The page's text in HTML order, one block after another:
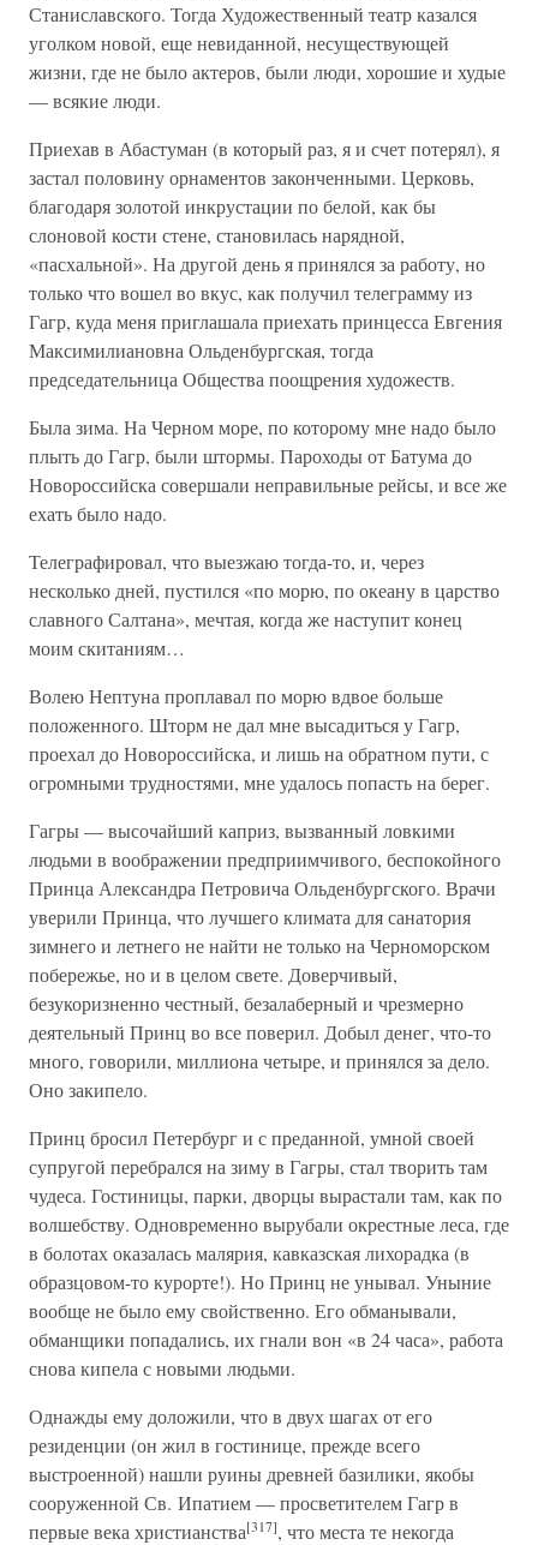
Станиславского. Тогда Художественный театр казался
уголком новой, еще невиданной, несуществующей
жизни, где не было актеров, были люди, хорошие и худые
— всякие люди.
Приехав в Абастуман (в который раз, я и счет потерял), я
застал половину орнаментов законченными. Церковь,
благодаря золотой инкрустации по белой, как бы
слоновой кости стене, становилась нарядной,
«пасхальной». На другой день я принялся за работу, но
только что вошел во вкус, как получил телеграмму из
Гагр, куда меня приглашала приехать принцесса Евгения
Максимилиановна Ольденбургская, тогда
председательница Общества поощрения художеств.
Была зима. На Черном море, по которому мне надо было
плыть до Гагр, были штормы. Пароходы от Батума до
Новороссийска совершали неправильные рейсы, и все же
ехать было надо.
Телеграфировал, что выезжаю тогда-то, и, через
несколько дней, пустился «по морю, по океану в царство
славного Салтана», мечтая, когда же наступит конец
моим скитаниям…
Волею Нептуна проплавал по морю вдвое больше
положенного. Шторм не дал мне высадиться у Гагр,
проехал до Новороссийска, и лишь на обратном пути, с
огромными трудностями, мне удалось попасть на берег.
Гагры — высочайший каприз, вызванный ловкими
людьми в воображении предприимчивого, беспокойного
Принца Александра Петровича Ольденбургского. Врачи
уверили Принца, что лучшего климата для санатория
зимнего и летнего не найти не только на Черноморском
побережье, но и в целом свете. Доверчивый,
безукоризненно честный, безалаберный и чрезмерно
деятельный Принц во все поверил. Добыл денег, что-то
много, говорили, миллиона четыре, и принялся за дело.
Оно закипело.
Принц бросил Петербург и с преданной, умной своей
супругой перебрался на зиму в Гагры, стал творить там
чудеса. Гостиницы, парки, дворцы вырастали там, как по
волшебству. Одновременно вырубали окрестные леса, где
в болотах оказалась малярия, кавказская лихорадка (в
образцовом-то курорте!). Но Принц не унывал. Уныние
вообще не было ему свойственно. Его обманывали,
обманщики попадались, их гнали вон «в 24 часа», работа
снова кипела с новыми людьми.
Однажды ему доложили, что в двух шагах от его
резиденции (он жил в гостинице, прежде всего
выстроенной) нашли руины древней базилики, якобы
сооруженной Св. Ипатием — просветителем Гагр в
первые века христианства[317], что места те некогда